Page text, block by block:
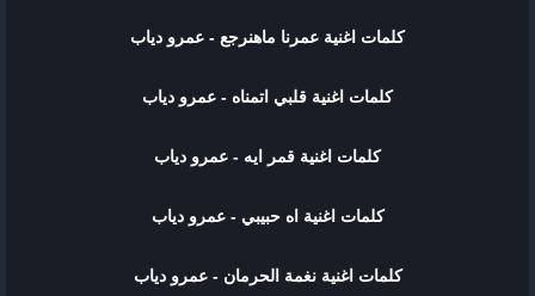
كلمات اغنية عمرنا ماهنرجع - عمرو دياب
كلمات اغنية قلبي اتمناه - عمرو دياب
كلمات اغنية قمر ايه - عمرو دياب
كلمات اغنية اه حبيبي - عمرو دياب
كلمات اغنية نغمة الحرمان - عمرو دياب